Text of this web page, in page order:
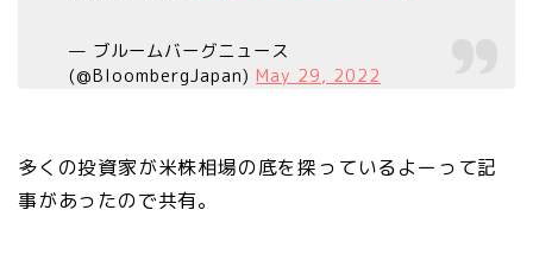
— ブルームバーグニュース
(@BloombergJapan) May 29, 2022
多くの投資家が米株相場の底を探っているよーって記
事があったので共有。